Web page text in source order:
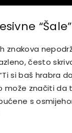
“Šale”
znakova
često
si baš hrabra
može značiti
s